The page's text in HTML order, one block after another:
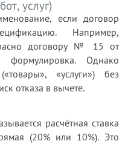
услуг)
если договор
Например,
договору № 15 от
Однако
«услуги») без
отказа в вычете.
расчётная ставка
(20% или 10%). Это